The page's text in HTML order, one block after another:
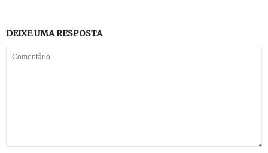
DEIXE UMA RESPOSTA